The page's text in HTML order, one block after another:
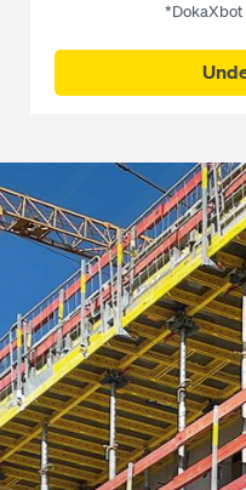
*DokaXbot